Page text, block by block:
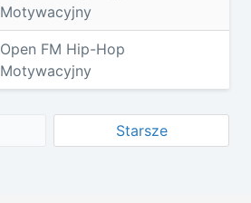
Motywacyjny
Open FM Hip-Hop
Motywacyjny
Starsze